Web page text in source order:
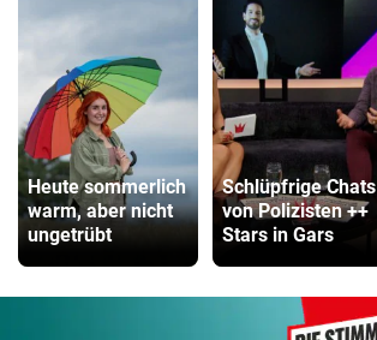
Heute sommerlich
warm, aber nicht
ungetrübt
Schlüpfrige Chats
von Polizisten ++
Stars in Gars